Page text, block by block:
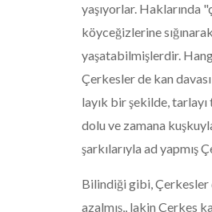
yaşıyorlar. Haklarında
köyceğizlerine
yaşatabilmişlerdir.
Çerkesler de kan
layık bir şekilde,
dolu ve zamana
şarkılarıyla ad yapmış
Bilindiği gibi, Çerkesler
azalmış,, lakin Çerkes